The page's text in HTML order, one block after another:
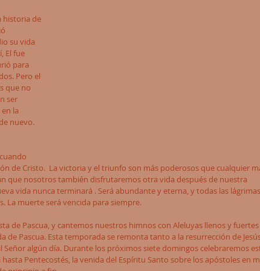
historia de
su vida
El fue
para
Pero el
que no
ser
la
nuevo.
de Cristo.  La victoria y el triunfo son más poderosos que cualquier
que nosotros también disfrutaremos otra vida después de nuestra
vida nunca terminará . Será abundante y eterna, y todas las
La muerte será vencida para siempre.
de Pascua, y cantemos nuestros himnos con Aleluyas llenos y fuertes
de Pascua. Esta temporada se remonta tanto a la resurrección de
Señor algún día. Durante los próximos siete domingos celebraremos
Pentecostés, la venida del Espíritu Santo sobre los apóstoles en